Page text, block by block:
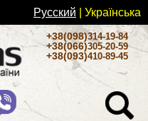
Русский | Українськa
+38(098)314-19-84
+38(066)305-20-59
+38(093)410-89-45